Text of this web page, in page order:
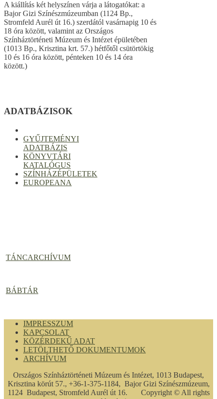
A kiállítás két helyszínen várja a látogatókat: a
Bajor Gizi Színészmúzeumban (1124 Bp.,
Stromfeld Aurél út 16.) szerdától vasárnapig 10 és
18 óra között, valamint az Országos
Színháztörténeti Múzeum és Intézet épületében
(1013 Bp., Krisztina krt. 57.) hétfőtől csütörtökig
10 és 16 óra között, pénteken 10 és 14 óra
között.)
ADATBÁZISOK
GYŰJTEMÉNYI
ADATBÁZIS
KÖNYVTÁRI
KATALÓGUS
SZÍNHÁZÉPÜLETEK
EUROPEANA
TÁNCARCHÍVUM
BÁBTÁR
IMPRESSZUM
KAPCSOLAT
KÖZÉRDEKŰ ADAT
LETÖLTHETŐ DOKUMENTUMOK
ARCHÍVUM
Országos Színháztörténeti Múzeum és Intézet, 1013 Budapest,
Krisztina körút 57., +36-1-375-1184, Bajor Gizi Színészmúzeum,
1124 Budapest, Stromfeld Aurél út 16. Copyright © All rights